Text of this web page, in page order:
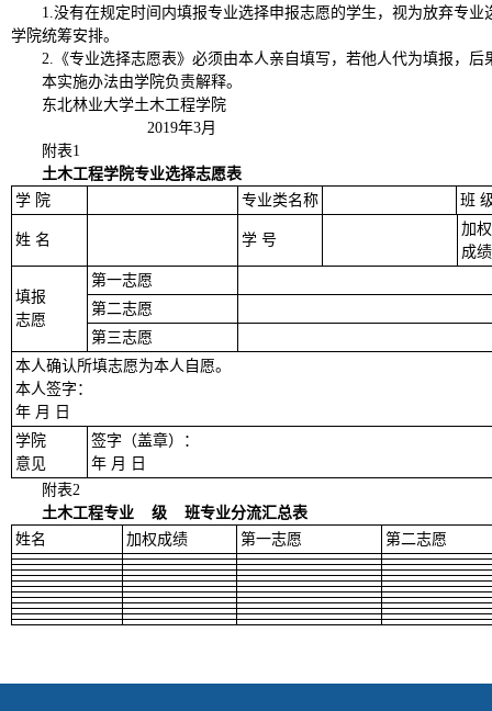
1.没有在规定时间内填报专业选择申报志愿的学生，视为放弃专业
学院统筹安排。
2.《专业选择志愿表》必须由本人亲自填写，若他人代为填报，后
本实施办法由学院负责解释。
东北林业大学土木工程学院
2019年3月
附表1
土木工程学院专业选择志愿表
学 院 专业类名称 班
姓 名 学 号
加
成绩
填报
志愿
第一志愿
第二志愿
第三志愿
本人确认所填志愿为本人自愿。
本人签字：
年 月
日
学院
意见
签字（盖章）：
年 月
日
附表2
土木工程专业
级
班专业分流汇总表
姓名
加权成绩 第一志愿 第二志愿